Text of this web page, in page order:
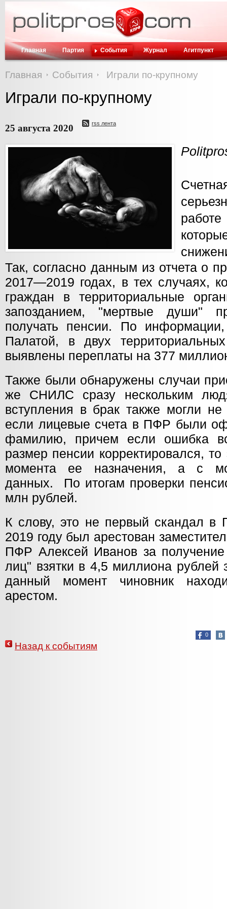
Главная Партия События Журнал Агитпункт
Главная События Играли по-крупному
Играли по-крупному
25 августа 2020 rss лента
Так, согласно данным из отчета о
2017—2019 годах, в тех случаях,
граждан в территориальные
запозданием, "мертвые души"
получать пенсии. По
Палатой, в двух
выявлены переплаты на 377
Также были обнаружены случаи
же СНИЛС сразу нескольким
вступления в брак также могли не
если лицевые счета в ПФР были
фамилию, причем если ошибка
размер пенсии корректировался,
момента ее назначения, а с
данных. По итогам проверки
млн рублей.
К слову, это не первый скандал
2019 году был арестован
ПФР Алексей Иванов за получение
лиц" взятки в 4,5 миллиона рублей
данный момент чиновник
арестом.
0
Назад к событиям